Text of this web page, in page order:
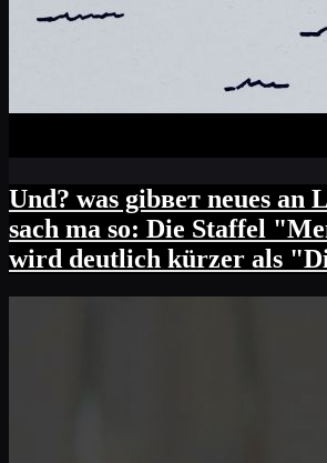
Und? was gibвет neues an
sach ma so: Die Staffel
wird deutlich kürzer als